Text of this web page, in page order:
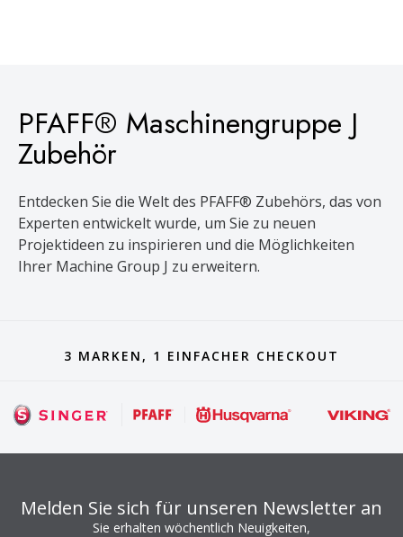
PFAFF® Maschinengruppe J
Zubehör
Entdecken Sie die Welt des PFAFF® Zubehörs, das von
Experten entwickelt wurde, um Sie zu neuen
Projektideen zu inspirieren und die Möglichkeiten
Ihrer Machine Group J zu erweitern.
3 MARKEN, 1 EINFACHER CHECKOUT
Melden Sie sich für unseren Newsletter an
Sie erhalten wöchentlich Neuigkeiten,